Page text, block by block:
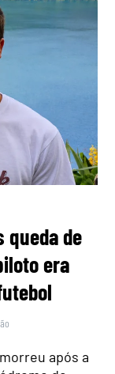
queda de
era
após a